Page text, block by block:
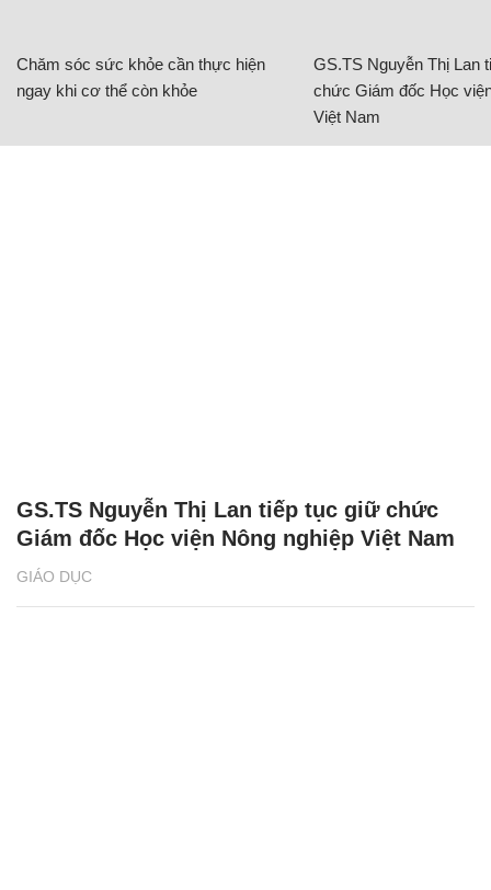
Chăm sóc sức khỏe cần thực hiện
ngay khi cơ thể còn khỏe
GS.TS Nguyễn Thị Lan
chức Giám đốc Học
Việt Nam
GIÁO DỤC
GS.TS Nguyễn Thị Lan tiếp tục giữ chức
Giám đốc Học viện Nông nghiệp Việt Nam